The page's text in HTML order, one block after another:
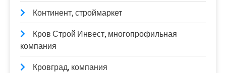
Континент, строймаркет
Кров Строй Инвест, многопрофильная
компания
Кровград, компания